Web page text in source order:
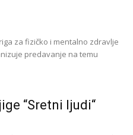
za fizičko i mentalno zdravlje
predavanje na temu
“Sretni ljudi“